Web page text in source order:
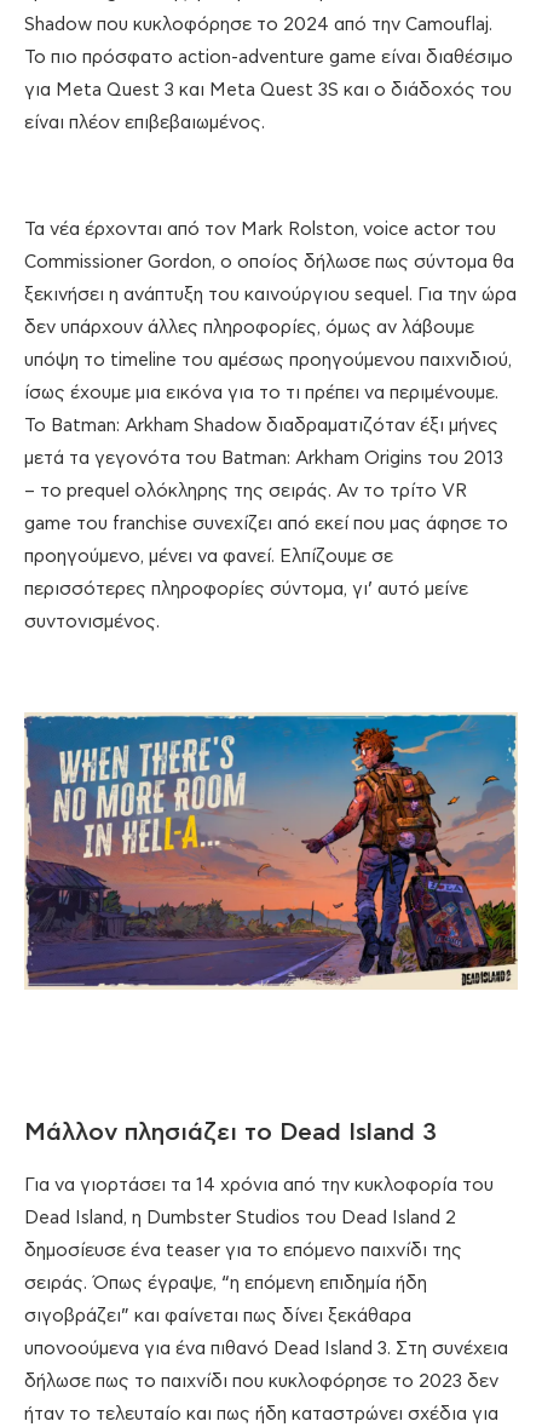
Shadow που κυκλοφόρησε το 2024 από την Camouflaj.
Το πιο πρόσφατο action-adventure game είναι διαθέσιμο
για Meta Quest 3 και Meta Quest 3S και ο διάδοχός του
είναι πλέον επιβεβαιωμένος.
Τα νέα έρχονται από τον Mark Rolston, voice actor του
Commissioner Gordon, ο οποίος δήλωσε πως σύντομα θα
ξεκινήσει η ανάπτυξη του καινούργιου sequel. Για την ώρα
δεν υπάρχουν άλλες πληροφορίες, όμως αν λάβουμε
υπόψη το timeline του αμέσως προηγούμενου παιχνιδιού,
ίσως έχουμε μια εικόνα για το τι πρέπει να περιμένουμε.
Το Batman: Arkham Shadow διαδραματιζόταν έξι μήνες
μετά τα γεγονότα του Batman: Arkham Origins του 2013
– το prequel ολόκληρης της σειράς. Αν το τρίτο VR
game του franchise συνεχίζει από εκεί που μας άφησε το
προηγούμενο, μένει να φανεί. Ελπίζουμε σε
περισσότερες πληροφορίες σύντομα, γι’ αυτό μείνε
συντονισμένος.
Μάλλον πλησιάζει το Dead Island 3
Για να γιορτάσει τα 14 χρόνια από την κυκλοφορία του
Dead Island, η Dumbster Studios του Dead Island 2
δημοσίευσε ένα teaser για το επόμενο παιχνίδι της
σειράς. Όπως έγραψε, “η επόμενη επιδημία ήδη
σιγοβράζει” και φαίνεται πως δίνει ξεκάθαρα
υπονοούμενα για ένα πιθανό Dead Island 3. Στη συνέχεια
δήλωσε πως το παιχνίδι που κυκλοφόρησε το 2023 δεν
ήταν το τελευταίο και πως ήδη καταστρώνει σχέδια για